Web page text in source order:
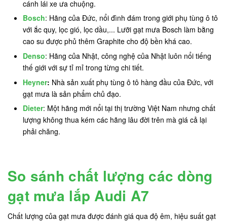
cánh lái xe ưa chuộng.
Bosch: Hãng của Đức, nổi đình đám trong giới phụ tùng ô tô
với ắc quy, lọc gió, lọc dầu,... Lưỡi gạt mưa Bosch làm bằng
cao su được phủ thêm Graphite cho độ bền khá cao.
Denso: Hãng của Nhật, công nghệ của Nhật luôn nổi tiếng
thế giới với sự tỉ mỉ trong từng chi tiết.
Heyner: Nhà sản xuất phụ tùng ô tô hàng đầu của Đức, với
gạt mưa là sản phẩm chủ đạo.
Dieter: Một hãng mới nổi tại thị trường Việt Nam nhưng chất
lượng không thua kém các hãng lâu đời trên mà giá cả lại
phải chăng.
So sánh chất lượng các dòng
gạt mưa lắp Audi A7
Chất lượng của gạt mưa được đánh giá qua độ êm, hiệu suất gạt